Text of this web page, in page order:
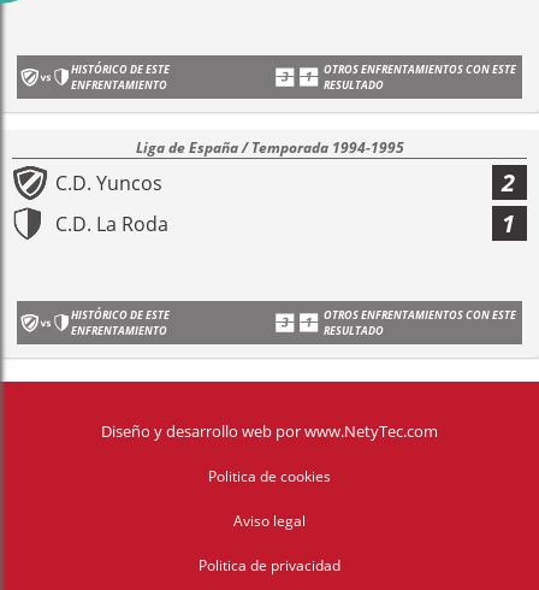
HISTÓRICO DE ESTE
ENFRENTAMIENTO
OTROS ENFRENTAMIENTOS CON ESTE
RESULTADO
Liga de España / Temporada 1994-1995
C.D. Yuncos 2
C.D. La Roda 1
HISTÓRICO DE ESTE
ENFRENTAMIENTO
OTROS ENFRENTAMIENTOS CON ESTE
RESULTADO
Diseño y desarrollo web porwww.NetyTec.com
Politica de cookies
Aviso legal
Politica de privacidad